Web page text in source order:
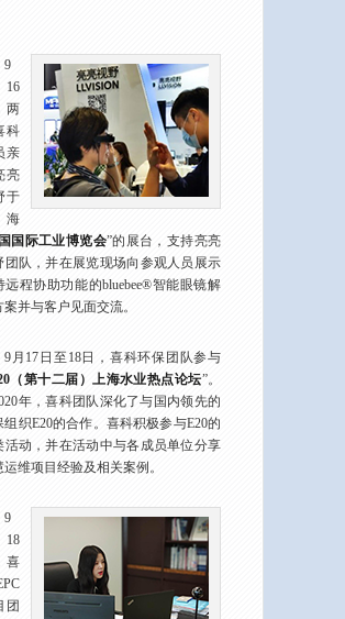
两
科
亲
亮
于
国际工业博览会”的展台，支持亮亮
团队，并在展览现场向参观人员展示
远程协助功能的bluebee®智能眼镜解
案并与客户见面交流。
17日至18日，喜科环保团队参与
（第十二届）上海水业热点论坛”。
年，喜科团队深化了与国内领先的
组织E20的合作。喜科积极参与E20的
活动，并在活动中与各成员单位分享
运维项目经验及相关案例。
喜
团